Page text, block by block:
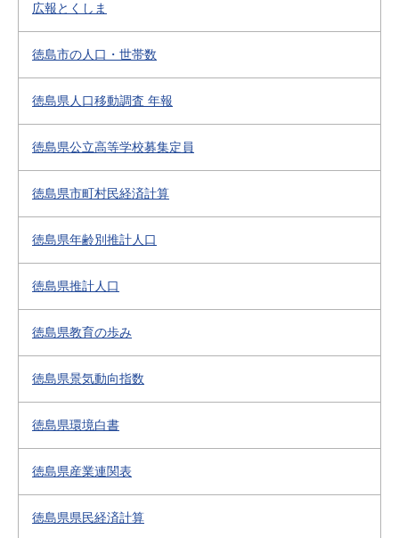
広報とくしま
徳島市の人口・世帯数
徳島県人口移動調査 年報
徳島県公立高等学校募集定員
徳島県市町村民経済計算
徳島県年齢別推計人口
徳島県推計人口
徳島県教育の歩み
徳島県景気動向指数
徳島県環境白書
徳島県産業連関表
徳島県県民経済計算